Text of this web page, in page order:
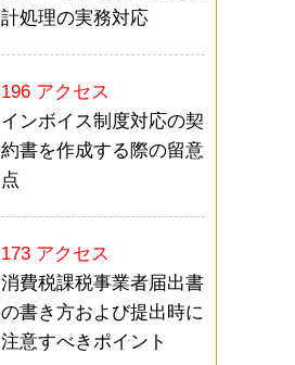
計処理の実務対応
196 アクセス
インボイス制度対応の契
約書を作成する際の留意
点
173 アクセス
消費税課税事業者届出書
の書き方および提出時に
注意すべきポイント